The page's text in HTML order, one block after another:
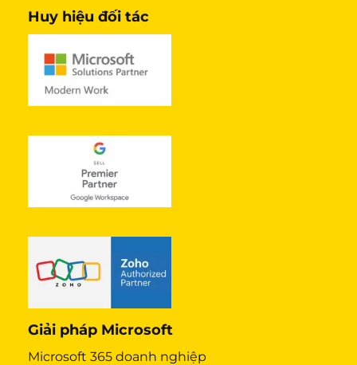
Huy hiệu đối tác
Giải pháp Microsoft
Microsoft 365 doanh nghiệp